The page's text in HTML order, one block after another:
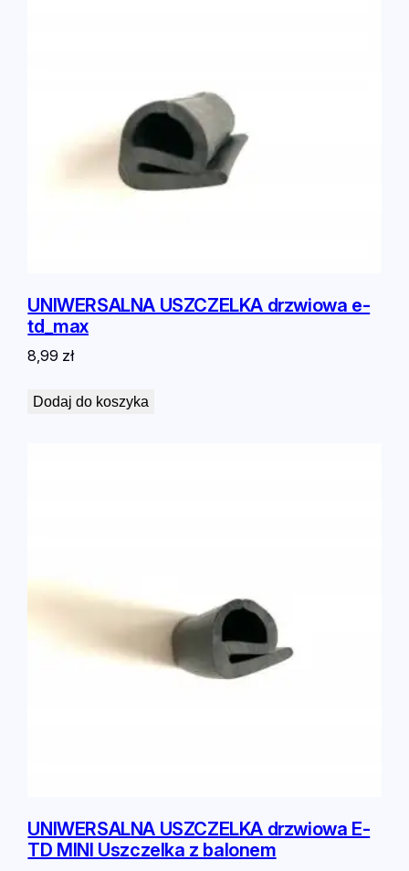
UNIWERSALNA USZCZELKA drzwiowa e-
td_max
8,99 zł
Dodaj do koszyka
UNIWERSALNA USZCZELKA drzwiowa E-
TD MINI Uszczelka z balonem